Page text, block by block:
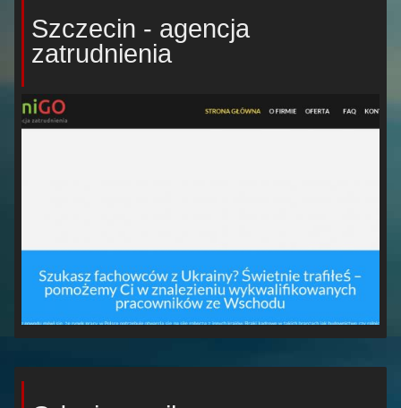
Szczecin - agencja
zatrudnienia